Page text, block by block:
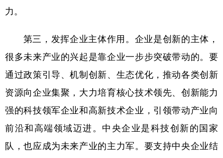
力。
第三，发挥企业主体作用。企业是创新的主体，
很多未来产业的兴起是靠企业一步步突破带动的。要
通过政策引导、机制创新、生态优化，推动各类创新
资源向企业集聚，大力培育核心技术领先、创新能力
强的科技领军企业和高新技术企业，引领带动产业向
前沿和高端领域迈进。中央企业是科技创新的国家
队，也应成为未来产业的主力军。要支持中央企业结